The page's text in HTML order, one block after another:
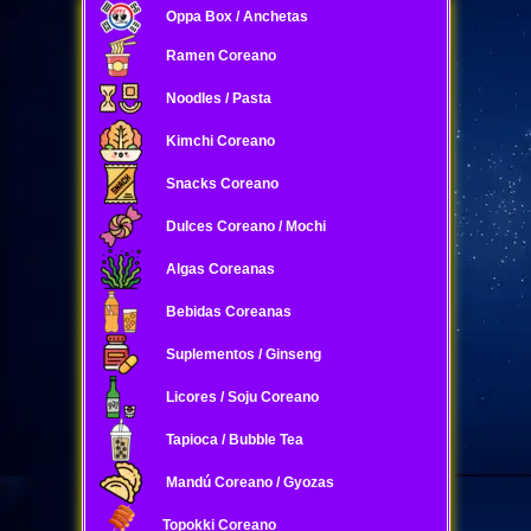
Oppa Box / Anchetas
Ramen Coreano
Noodles / Pasta
Kimchi Coreano
Snacks Coreano
Dulces Coreano / Mochi
Algas Coreanas
Bebidas Coreanas
Suplementos / Ginseng
Licores / Soju Coreano
Tapioca / Bubble Tea
Mandú Coreano / Gyozas
Topokki Coreano